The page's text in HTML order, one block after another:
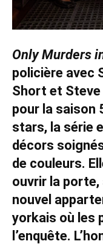
Only Murders
policière avec
Short et
pour la saison
stars, la série
décors
de couleurs.
ouvrir la porte,
nouvel
yorkais où les
l’enquête.